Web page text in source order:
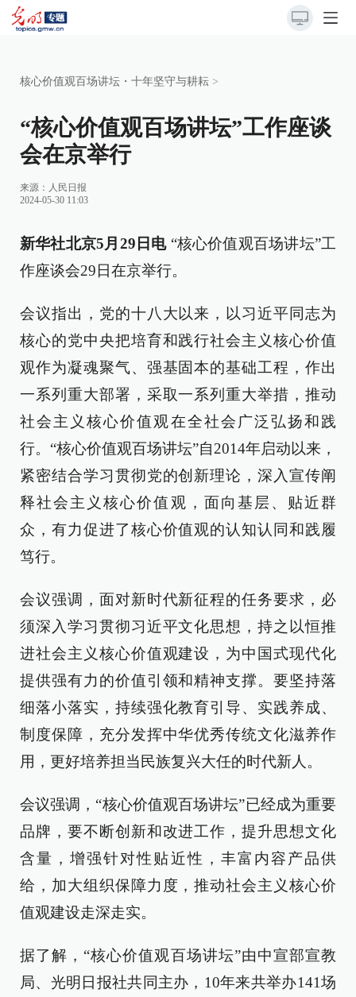
核心价值观百场讲坛・十年坚守与耕耘 >
“核心价值观百场讲坛”工作座谈
会在京举行
来源： 人民日报
2024-05-30 11:03
新华社北京5月29日电“核心价值观百场讲坛”工
作座谈会29日在京举行。
会议指出，党的十八大以来，以习近平同志为
核心的党中央把培育和践行社会主义核心价值
观作为凝魂聚气、强基固本的基础工程，作出
一系列重大部署，采取一系列重大举措，推动
社会主义核心价值观在全社会广泛弘扬和践
行。“核心价值观百场讲坛”自2014年启动以来，
紧密结合学习贯彻党的创新理论，深入宣传阐
释社会主义核心价值观，面向基层、贴近群
众，有力促进了核心价值观的认知认同和践履
笃行。
会议强调，面对新时代新征程的任务要求，必
须深入学习贯彻习近平文化思想，持之以恒推
进社会主义核心价值观建设，为中国式现代化
提供强有力的价值引领和精神支撑。要坚持落
细落小落实，持续强化教育引导、实践养成、
制度保障，充分发挥中华优秀传统文化滋养作
用，更好培养担当民族复兴大任的时代新人。
会议强调，“核心价值观百场讲坛”已经成为重要
品牌，要不断创新和改进工作，提升思想文化
含量，增强针对性贴近性，丰富内容产品供
给，加大组织保障力度，推动社会主义核心价
值观建设走深走实。
据了解，“核心价值观百场讲坛”由中宣部宣教
局、光明日报社共同主办，10年来共举办141场